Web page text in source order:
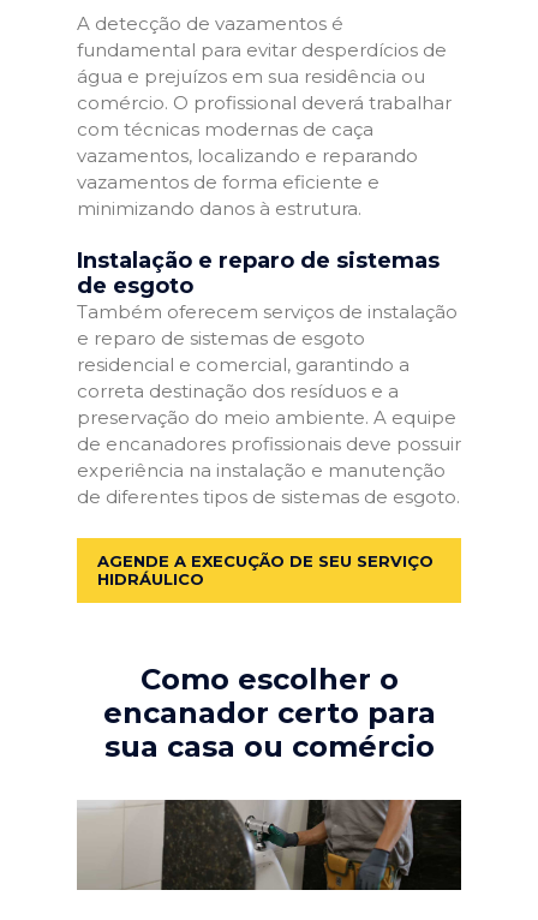
A detecção de vazamentos é
fundamental para evitar desperdícios de
água e prejuízos em sua residência ou
comércio. O profissional deverá trabalhar
com técnicas modernas de caça
vazamentos, localizando e reparando
vazamentos de forma eficiente e
minimizando danos à estrutura.
Instalação e reparo de sistemas
de esgoto
Também oferecem serviços de instalação
e reparo de sistemas de esgoto
residencial e comercial, garantindo a
correta destinação dos resíduos e a
preservação do meio ambiente. A equipe
de encanadores profissionais deve possuir
experiência na instalação e manutenção
de diferentes tipos de sistemas de esgoto.
AGENDE A EXECUÇÃO DE SEU SERVIÇO
HIDRÁULICO
Como escolher o
encanador certo para
sua casa ou comércio